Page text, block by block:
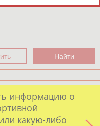
информацию о
какую-либо